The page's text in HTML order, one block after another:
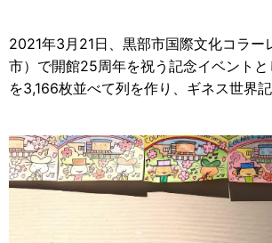
2021年3月21日、黒部市国際文化コラー
市）で開館25周年を祝う記念イベントと
を3,166枚並べて列を作り、ギネス世界記